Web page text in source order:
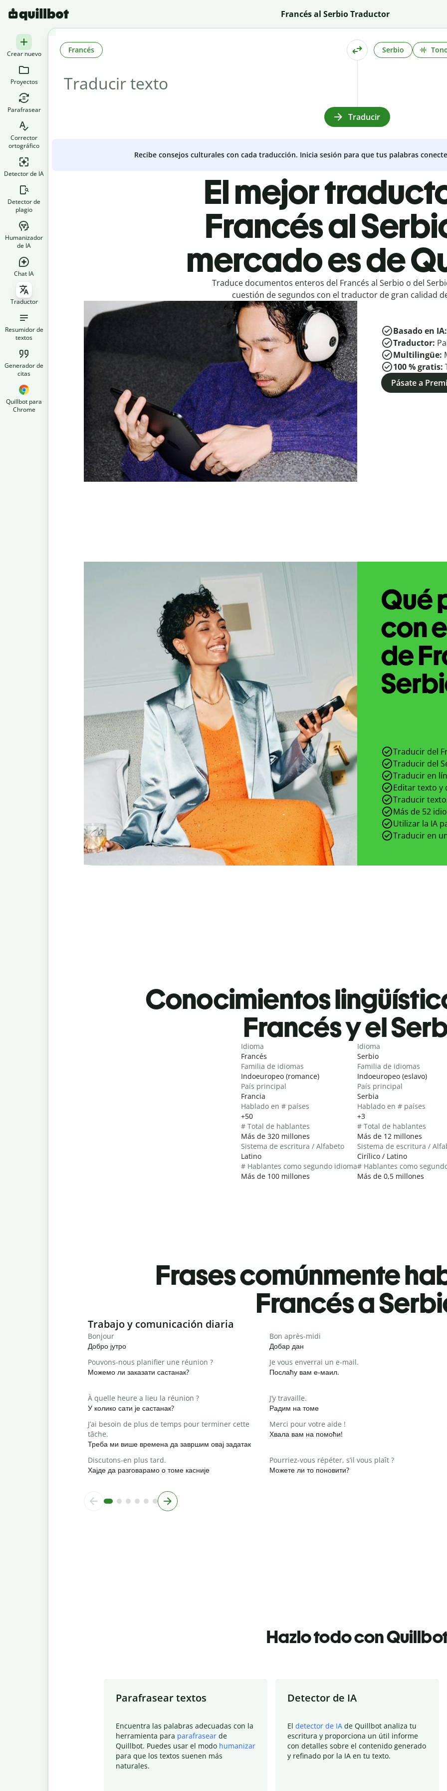
Francés al Serbio Traductor
Crear nuevo
Proyectos
Parafrasear
Corrector
ortográfico
Detector de IA
Detector de
plagio
Humanizador
de IA
Chat IA
Traductor
Resumidor de
textos
Generador de
citas
Quillbot para
Chrome
Francés Serbio
Traducir
Recibe consejos culturales con cada traducción. Inicia sesión para que tus palabras
El mejor
Francés al
mercado es de
Traduce documentos enteros del Francés al Serbio o del
cuestión de segundos con el traductor de gran calidad
Basado en IA:
Traductor:
Multilingüe:
100 % gratis:
Pásate a
Qué
con
de
Traducir del
Traducir del
Traducir en
Editar texto y
Traducir
Más de 52
Utilizar la IA
Traducir en
Conocimientos
Francés y el
Idioma
Francés
Familia de idiomas
Indoeuropeo (romance)
País principal
Francia
Hablado en # países
+50
# Total de hablantes
Más de 320 millones
Sistema de escritura / Alfabeto
Latino
# Hablantes como segundo idioma
Más de 100 millones
Idioma
Serbio
Familia de idiomas
Indoeuropeo (eslavo)
País principal
Serbia
Hablado en # países
+3
# Total de hablantes
Más de 12 millones
Sistema de escritura /
Cirílico / Latino
# Hablantes como
Más de 0,5 millones
Frases comúnmente
Francés a
Slide 1 of 6
Trabajo y comunicación diaria
Bonjour
Добро јутро
Bon après-midi
Добар дан
Pouvons-nous planifier une réunion ?
Можемо ли заказати састанак?
Je vous enverrai un e-mail.
Послаћу вам е-маил.
À quelle heure a lieu la réunion ?
У колико сати је састанак?
J’y travaille.
Радим на томе
J’ai besoin de plus de temps pour terminer cette
tâche.
Треба ми више времена да завршим овај задатак
Merci pour votre aide !
Хвала вам на помоћи!
Discutons-en plus tard.
Хајде да разговарамо о томе касније
Pourriez-vous répéter, s’il vous plaît ?
Можете ли то поновити?
Hazlo todo con
Parafrasear textos
Encuentra las palabras adecuadas con la
herramienta para parafrasear de
Quillbot. Puedes usar el modo humanizar
para que los textos suenen más
naturales.
Detector de IA
El detector de IA de Quillbot analiza tu
escritura y proporciona un útil informe
con detalles sobre el contenido generado
y refinado por la IA en tu texto.